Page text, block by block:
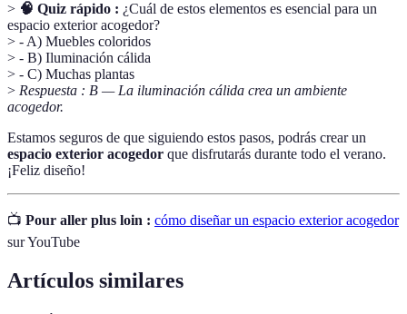
> 🧠 Quiz rápido : ¿Cuál de estos elementos es esencial para un
espacio exterior acogedor?
> - A) Muebles coloridos
> - B) Iluminación cálida
> - C) Muchas plantas
> Respuesta : B — La iluminación cálida crea un ambiente
acogedor.
Estamos seguros de que siguiendo estos pasos, podrás crear un
espacio exterior acogedor que disfrutarás durante todo el verano.
¡Feliz diseño!
📺 Pour aller plus loin : cómo diseñar un espacio exterior acogedor
sur YouTube
Artículos similares